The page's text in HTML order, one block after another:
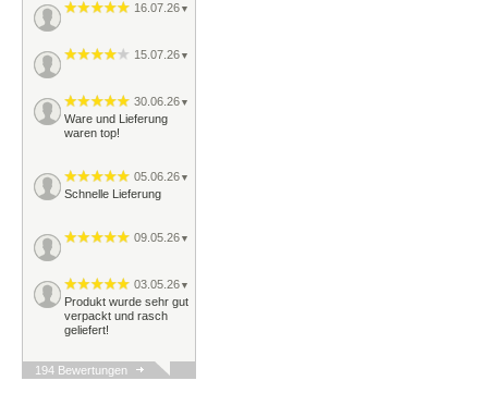
16.07.26 ▼
15.07.26 ▼
30.06.26 ▼
Ware und Lieferung
waren top!
05.06.26 ▼
Schnelle Lieferung
09.05.26 ▼
03.05.26 ▼
Produkt wurde sehr gut
verpackt und rasch
geliefert!
29.04.26
194 Bewertungen